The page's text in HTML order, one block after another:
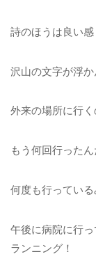
詩のほうは良い感
沢山の文字が浮か
外来の場所に行
もう何回行ったん
何度も行ってい
午後に病院に行
ランニング！